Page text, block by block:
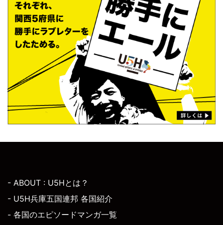
- ABOUT : U5Hとは？
- U5H兵庫五国連邦 各国紹介
- 各国のエピソードマンガ一覧